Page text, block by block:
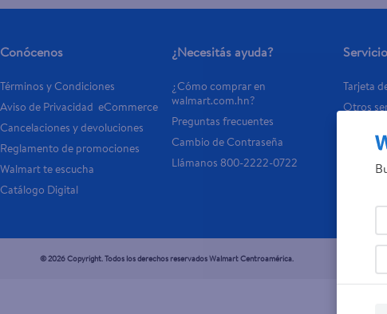
Conócenos
Términos y Condiciones
Aviso de Privacidad  eCommerce
Cancelaciones y devoluciones
Reglamento de promociones
Walmart te escucha
Catálogo Digital
¿Necesitás ayuda?
¿Cómo comprar en
walmart.com.hn?
Preguntas frecuentes
Cambio de Contraseña
Llámanos 800-2222-0722
Tarjeta
Otros
-
© 2026 Copyright. Todos los derechos reservados Walmart Centroamérica.